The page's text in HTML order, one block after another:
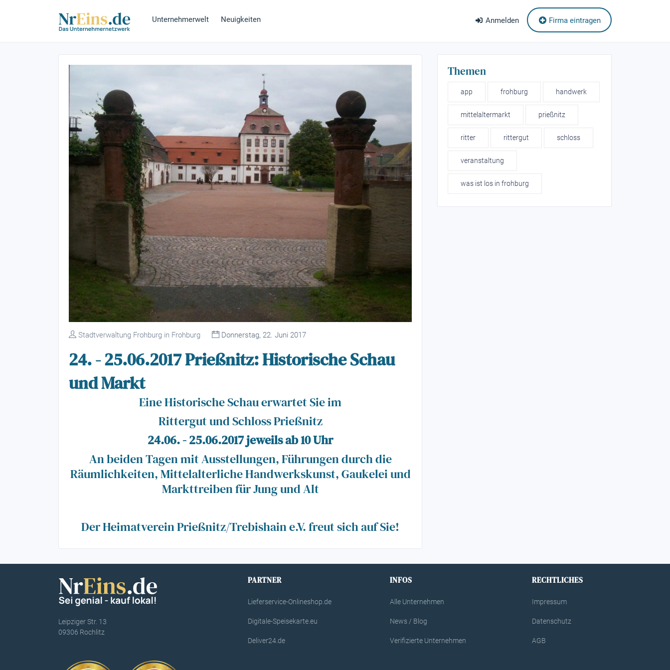
Unternehmerwelt Neuigkeiten Anmelden Firma eintragen
Stadtverwaltung Frohburg in Frohburg Donnerstag, 22. Juni 2017
24. - 25.06.2017 Prießnitz: Historische Schau
und Markt
Eine Historische Schau erwartet Sie im
Rittergut und Schloss Prießnitz
24.06. - 25.06.2017 jeweils ab 10 Uhr
An beiden Tagen mit Ausstellungen, Führungen durch die
Räumlichkeiten, Mittelalterliche Handwerkskunst, Gaukelei und
Markttreiben für Jung und Alt
Der Heimatverein Prießnitz/Trebishain e.V. freut sich auf Sie!
Themen
app frohburg handwerk
mittelaltermarkt prießnitz
ritter rittergut schloss
veranstaltung
was ist los in frohburg
Leipziger Str. 13
09306 Rochlitz
PARTNER
Lieferservice-Onlineshop.de
Digitale-Speisekarte.eu
Deliver24.de
INFOS
Alle Unternehmen
News / Blog
Verifizierte Unternehmen
RECHTLICHES
Impressum
Datenschutz
AGB